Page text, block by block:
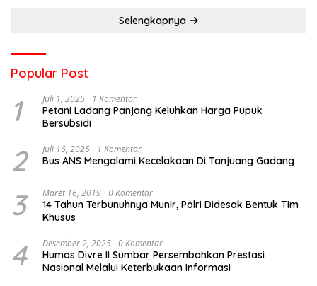
Selengkapnya
Popular Post
1 Juli 1, 2025 1 Komentar
Petani Ladang Panjang Keluhkan Harga Pupuk
Bersubsidi
2 Juli 16, 2025 1 Komentar
Bus ANS Mengalami Kecelakaan Di Tanjuang Gadang
3 Maret 16, 2019 0 Komentar
14 Tahun Terbunuhnya Munir, Polri Didesak Bentuk Tim
Khusus
4 Desember 2, 2025 0 Komentar
Humas Divre II Sumbar Persembahkan Prestasi
Nasional Melalui Keterbukaan Informasi